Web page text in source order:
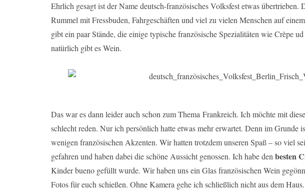
Ehrlich gesagt ist der Name deutsch-französisches Volksfest etwas übertrieben.
Rummel mit Fressbuden, Fahrgeschäften und viel zu vielen Menschen auf
gibt ein paar Stände, die einige typische französische Spezialitäten wie Crèpe
natürlich gibt es Wein.
Das war es dann leider auch schon zum Thema Frankreich. Ich möchte mit
schlecht reden. Nur ich persönlich hatte etwas mehr erwartet. Denn im Grunde
wenigen französischen Akzenten. Wir hatten trotzdem unseren Spaß – so viel
gefahren und haben dabei die schöne Aussicht genossen. Ich habe den besten
Kinder bueno gefüllt wurde. Wir haben uns ein Glas französischen Wein
Fotos für euch schießen. Ohne Kamera gehe ich schließlich nicht aus dem Haus.